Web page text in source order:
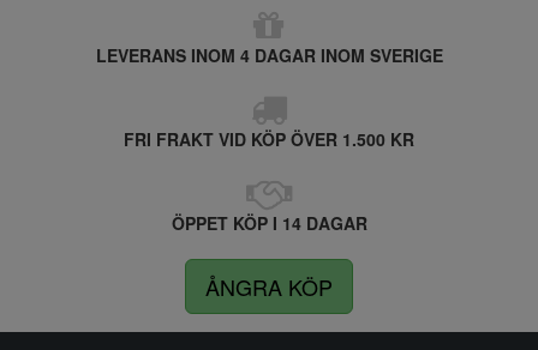
LEVERANS INOM 4 DAGAR INOM SVERIGE
FRI FRAKT VID KÖP ÖVER 1.500 KR
ÖPPET KÖP I 14 DAGAR
ÅNGRA KÖP